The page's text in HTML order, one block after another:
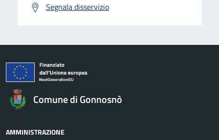
Segnala disservizio
Comune di Gonnosnò
AMMINISTRAZIONE